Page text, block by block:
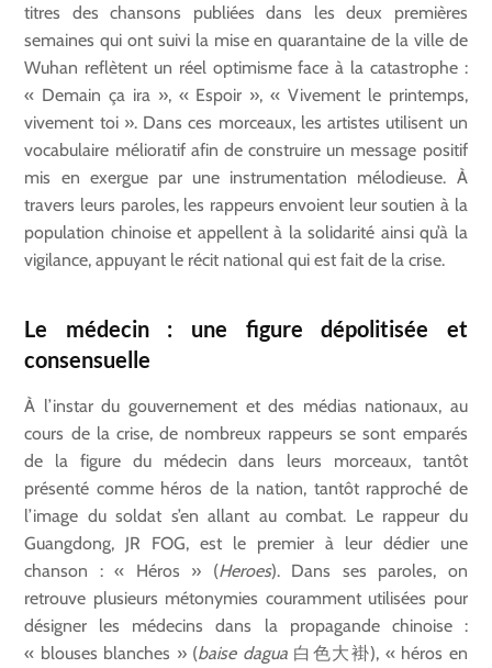
titres des chansons publiées dans les deux premières
semaines qui ont suivi la mise en quarantaine de la ville de
Wuhan reflètent un réel optimisme face à la catastrophe :
« Demain ça ira », « Espoir », « Vivement le printemps,
vivement toi ». Dans ces morceaux, les artistes utilisent un
vocabulaire mélioratif afin de construire un message positif
mis en exergue par une instrumentation mélodieuse. À
travers leurs paroles, les rappeurs envoient leur soutien à la
population chinoise et appellent à la solidarité ainsi qu’à la
vigilance, appuyant le récit national qui est fait de la crise.
Le médecin : une figure dépolitisée et
consensuelle
À l’instar du gouvernement et des médias nationaux, au
cours de la crise, de nombreux rappeurs se sont emparés
de la figure du médecin dans leurs morceaux, tantôt
présenté comme héros de la nation, tantôt rapproché de
l’image du soldat s’en allant au combat. Le rappeur du
Guangdong, JR FOG, est le premier à leur dédier une
chanson : « Héros » (Heroes). Dans ses paroles, on
retrouve plusieurs métonymies couramment utilisées pour
désigner les médecins dans la propagande chinoise :
« blouses blanches » (baise dagua白色大褂), « héros en